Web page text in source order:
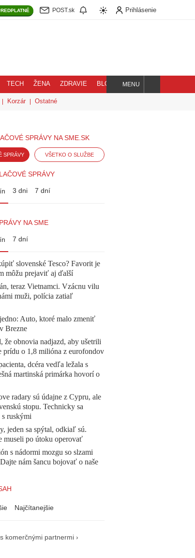
POST.sk Prihlásenie
TECH ŽENA ZDRAVIE BLOG
Hľadaj
MENU
Korzár Ostatné
SPRÁVY NA SME.SK
SPRÁVY VŠETKO O SLUŽBE
SPRÁVY
3 dni 7 dní
NA SME
7 dní
slovenské Tesco? Favorit je
môžu prejaviť aj ďalší
teraz Vietnamci. Vzácnu vilu
muži, polícia zatiaľ
Auto, ktoré malo zmeniť
Brezne
že obnovia nadjazd, aby ušetrili
prídu o 1,8 milióna z eurofondov
dcéra vedľa ležala s
martinská primárka hovorí o
radary sú údajne z Cypru, ale
stopu. Technicky sa
ruskými
jeden sa spýtal, odkiaľ sú.
museli po útoku operovať
s nádormi mozgu so slzami
nám šancu bojovať o naše
Najčítanejšie
komerčnými partnermi ›